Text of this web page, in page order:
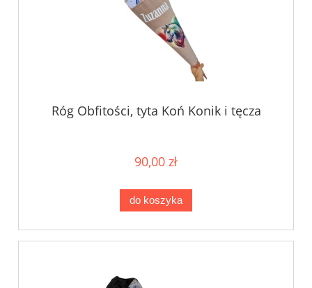
Róg Obfitości, tyta Koń Konik i tęcza
90,00 zł
do koszyka